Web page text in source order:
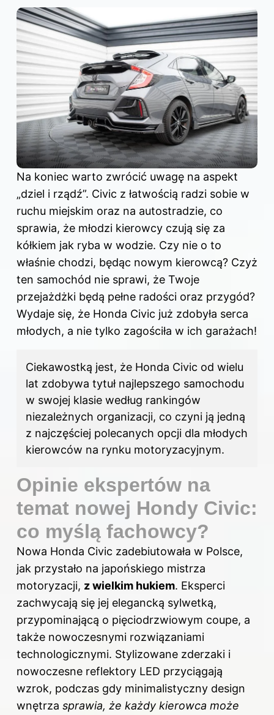
Na koniec warto zwrócić uwagę na aspekt
„dziel i rządź”. Civic z łatwością radzi sobie w
ruchu miejskim oraz na autostradzie, co
sprawia, że młodzi kierowcy czują się za
kółkiem jak ryba w wodzie. Czy nie o to
właśnie chodzi, będąc nowym kierowcą? Czyż
ten samochód nie sprawi, że Twoje
przejażdżki będą pełne radości oraz przygód?
Wydaje się, że Honda Civic już zdobyła serca
młodych, a nie tylko zagościła w ich garażach!
Ciekawostką jest, że Honda Civic od wielu
lat zdobywa tytuł najlepszego samochodu
w swojej klasie według rankingów
niezależnych organizacji, co czyni ją jedną
z najczęściej polecanych opcji dla młodych
kierowców na rynku motoryzacyjnym.
Opinie ekspertów na
temat nowej Hondy Civic:
co myślą fachowcy?
Nowa Honda Civic zadebiutowała w Polsce,
jak przystało na japońskiego mistrza
motoryzacji, z wielkim hukiem. Eksperci
zachwycają się jej elegancką sylwetką,
przypominającą o pięciodrzwiowym coupe, a
także nowoczesnymi rozwiązaniami
technologicznymi. Stylizowane zderzaki i
nowoczesne reflektory LED przyciągają
wzrok, podczas gdy minimalistyczny design
wnętrza sprawia, że każdy kierowca może